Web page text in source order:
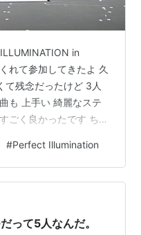
in
れて参加してきたよ 久
て残念だったけど 3人
も 上手い 綺麗なステ
ごく良かったです ちょ
す デビュー前から応援
たのに曲はソウルフル
ちょっと違ってたもん
た すっかりベテランさ
#Perfect Illumination
って5人なんだ。